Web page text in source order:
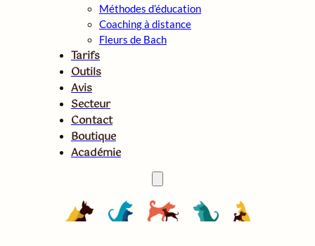
Méthodes d’éducation
Coaching à distance
Fleurs de Bach
Tarifs
Outils
Avis
Secteur
Contact
Boutique
Académie